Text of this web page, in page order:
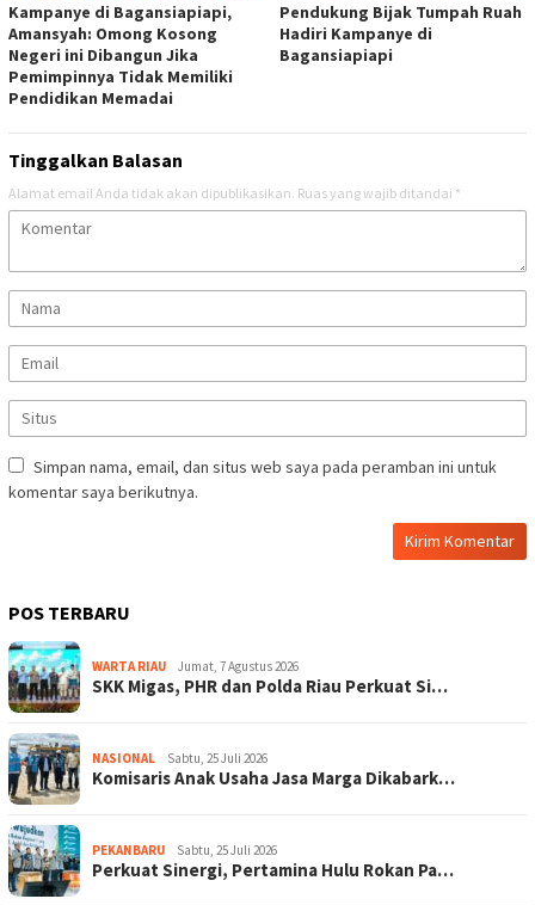
Kampanye di Bagansiapiapi,
Amansyah: Omong Kosong
Negeri ini Dibangun Jika
Pemimpinnya Tidak Memiliki
Pendidikan Memadai
Pendukung Bijak Tumpah Ruah
Hadiri Kampanye di
Bagansiapiapi
Tinggalkan Balasan
Alamat email Anda tidak akan dipublikasikan. Ruas yang wajib ditandai *
Simpan nama, email, dan situs web saya pada peramban ini untuk
komentar saya berikutnya.
POS TERBARU
WARTA RIAU Jumat, 7 Agustus 2026
SKK Migas, PHR dan Polda Riau Perkuat Si…
NASIONAL Sabtu, 25 Juli 2026
Komisaris Anak Usaha Jasa Marga Dikabark…
PEKANBARU Sabtu, 25 Juli 2026
Perkuat Sinergi, Pertamina Hulu Rokan Pa…